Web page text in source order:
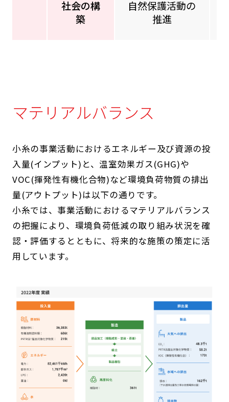
社会の構
築
自然保護活動の
推進
マテリアルバランス
小糸の事業活動におけるエネルギー及び資源の投
入量(インプット)と、温室効果ガス(GHG)や
VOC(揮発性有機化合物)など環境負荷物質の排出
量(アウトプット)は以下の通りです。
小糸では、事業活動におけるマテリアルバランス
の把握により、環境負荷低減の取り組み状況を確
認・評価するとともに、将来的な施策の策定に活
用しています。